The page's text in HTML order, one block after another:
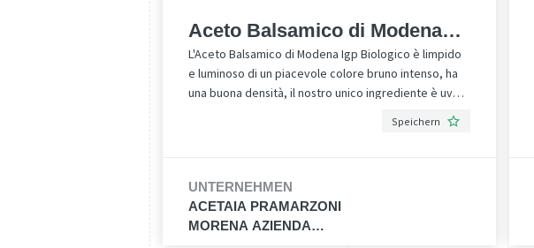
Aceto Balsamico di Modena
igp
L'Aceto Balsamico di Modena Igp Biologico è limpido
e luminoso di un piacevole colore bruno intenso, ha
una buona densità, il nostro unico ingrediente è uva
persistente, molto gradevole, che evidenzia tutta la
l’appetito. Il metodo classico per assaporarlo è al
palato, si avvertirà una ottima corposità, equilibrata
e deliziosa. in questo Aceto prevale la parte dolce
Speichern
UNTERNEHMEN
ACETAIA PRAMARZONI
MORENA AZIENDA